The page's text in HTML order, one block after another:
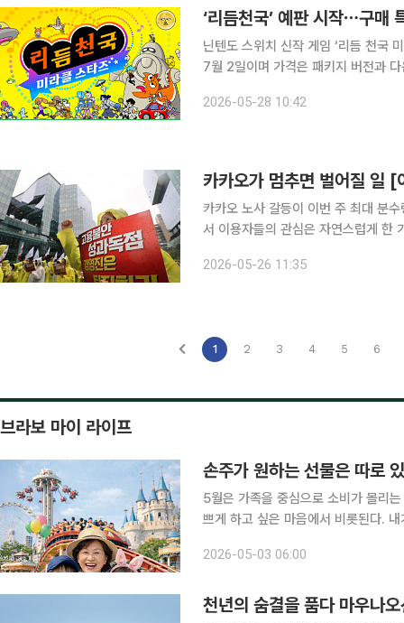
‘리듬천국’ 예판 시작⋯구매
닌텐도 스위치 신작 게임 ‘리듬 천국 미라클
7월 2일이며 가격은 패키지 버전과
2026-05-28 10:42
카카오가 멈추면 벌어질 일 [
카카오 노사 갈등이 이번 주 최대 분
서 이용자들의 관심은 자연스럽게 한
서 사측과 2차 조정 절차를 진행합니
2026-05-26 11:35
1 2 3 4 5 6
브라보 마이 라이프
손주가 원하는 선물은 따로
5월은 가족을 중심으로 소비가 몰리
쁘게 하고 싶은 마음에서 비롯된다.
2026-05-03 06:00
천년의 숨결을 품다 마우나